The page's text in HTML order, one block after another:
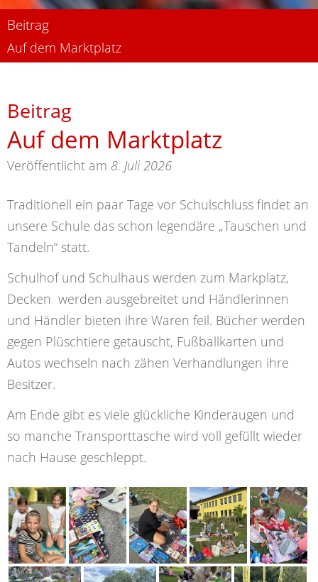
Beitrag
Auf dem Marktplatz
Beitrag
Auf dem Marktplatz
Veröffentlicht am 8. Juli 2026
Traditionell ein paar Tage vor Schulschluss findet an
unsere Schule das schon legendäre „Tauschen und
Tandeln“ statt.
Schulhof und Schulhaus werden zum Markplatz,
Decken werden ausgebreitet und Händlerinnen
und Händler bieten ihre Waren feil. Bücher werden
gegen Plüschtiere getauscht, Fußballkarten und
Autos wechseln nach zähen Verhandlungen ihre
Besitzer.
Am Ende gibt es viele glückliche Kinderaugen und
so manche Transporttasche wird voll gefüllt wieder
nach Hause geschleppt.